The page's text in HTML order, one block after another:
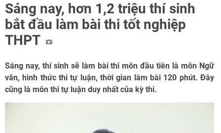
Sáng nay, hơn 1,2 triệu thí sinh
bắt đầu làm bài thi tốt nghiệp
THPT
Sáng nay, thí sinh sẽ làm bài thi môn đầu tiên là môn Ngữ
văn, hình thức thi tự luận, thời gian làm bài 120 phút. Đây
cũng là môn thi tự luận duy nhất của kỳ thi.